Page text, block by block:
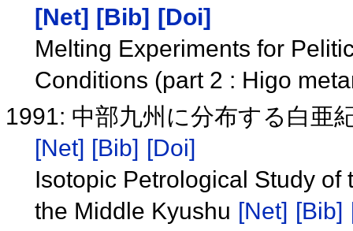
[Net] [Bib]
[Doi]
Melting Experiments for
Conditions (part 2 : Higo
1991: 中部九州に分布する白亜
[Net] [Bib] [Doi]
Isotopic Petrological Study
the Middle Kyushu [Net] [Bib]